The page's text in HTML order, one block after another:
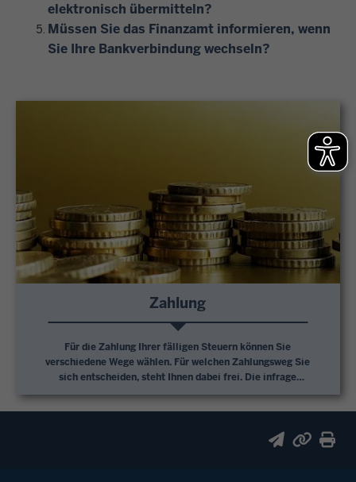
elektronisch übermitteln?
Müssen Sie das Finanzamt informieren, wenn
Sie Ihre Bankverbindung wechseln?
Zahlung
Für die Zahlung Ihrer fälligen Steuern können Sie
verschiedene Wege wählen. Für welchen Zahlungsweg Sie
sich entscheiden, steht Ihnen dabei frei. Die infrage
kommenden Zahlungsmöglichkeiten sowie relevante